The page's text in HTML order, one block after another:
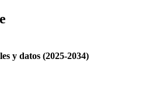
y datos (2025-2034)